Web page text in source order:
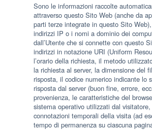
Sono le informazioni raccolte
attraverso questo Sito Web (anche da
parti terze integrate in questo Sito
indirizzi IP o i nomi a dominio dei
dall’Utente che si connette con questo
indirizzi in notazione URI (Uniform
l’orario della richiesta, il metodo
la richiesta al server, la dimensione del
risposta, il codice numerico indicante lo
risposta dal server (buon fine, errore,
provenienza, le caratteristiche del
sistema operativo utilizzati dal
connotazioni temporali della visita (ad
tempo di permanenza su ciascuna